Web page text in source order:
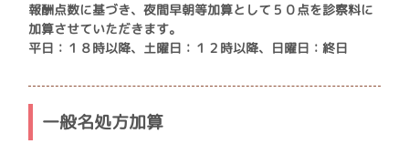
報酬点数に基づき、夜間早朝等加算として５０点を診察料に
加算させていただきます。
平日：１８時以降、土曜日：１２時以降、日曜日：終日
一般名処方加算